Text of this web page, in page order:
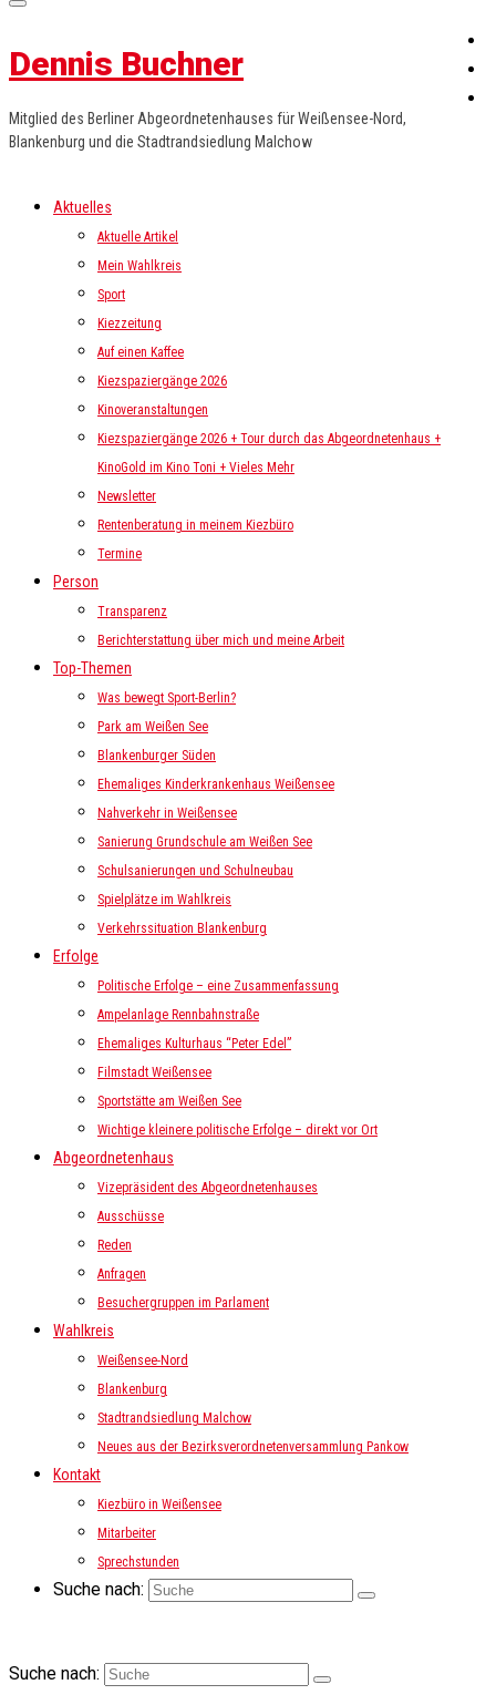
Dennis Buchner
Mitglied des Berliner Abgeordnetenhauses für Weißensee-Nord,
Blankenburg und die Stadtrandsiedlung Malchow
Aktuelles
Aktuelle Artikel
Mein Wahlkreis
Sport
Kiezzeitung
Auf einen Kaffee
Kiezspaziergänge 2026
Kinoveranstaltungen
Kiezspaziergänge 2026 + Tour durch das Abgeordnetenhaus +
KinoGold im Kino Toni + Vieles Mehr
Newsletter
Rentenberatung in meinem Kiezbüro
Termine
Person
Transparenz
Berichterstattung über mich und meine Arbeit
Top-Themen
Was bewegt Sport-Berlin?
Park am Weißen See
Blankenburger Süden
Ehemaliges Kinderkrankenhaus Weißensee
Nahverkehr in Weißensee
Sanierung Grundschule am Weißen See
Schulsanierungen und Schulneubau
Spielplätze im Wahlkreis
Verkehrssituation Blankenburg
Erfolge
Politische Erfolge – eine Zusammenfassung
Ampelanlage Rennbahnstraße
Ehemaliges Kulturhaus “Peter Edel”
Filmstadt Weißensee
Sportstätte am Weißen See
Wichtige kleinere politische Erfolge – direkt vor Ort
Abgeordnetenhaus
Vizepräsident des Abgeordnetenhauses
Ausschüsse
Reden
Anfragen
Besuchergruppen im Parlament
Wahlkreis
Weißensee-Nord
Blankenburg
Stadtrandsiedlung Malchow
Neues aus der Bezirksverordnetenversammlung Pankow
Kontakt
Kiezbüro in Weißensee
Mitarbeiter
Sprechstunden
Suche nach:
Suche nach: